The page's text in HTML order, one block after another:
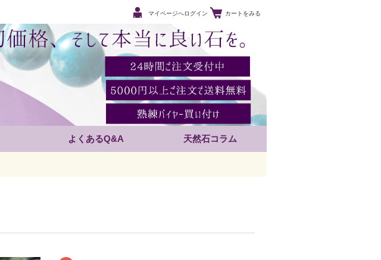
マイページへログイン カートをみる
よくあるQ&A 天然石コラム